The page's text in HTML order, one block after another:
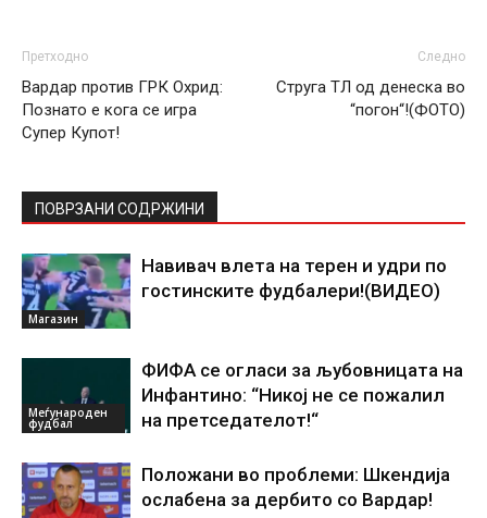
Претходно
Вардар против ГРК Охрид:
Познато е кога се игра
Супер Купот!
Следно
Струга ТЛ од денеска во
“погон“!(ФОТО)
ПОВРЗАНИ СОДРЖИНИ
Магазин
Навивач влета на терен и удри по
гостинските фудбалери!(ВИДЕО)
Меѓународен
фудбал
ФИФА се огласи за љубовницата на
Инфантино: “Никој не се пожалил
на претседателот!“
Положани во проблеми: Шкендија
ослабена за дербито со Вардар!